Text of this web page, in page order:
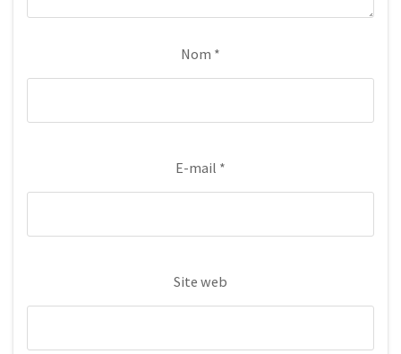
Nom *
E-mail *
Site web